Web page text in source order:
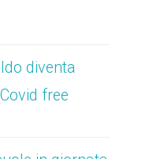
diventa
free